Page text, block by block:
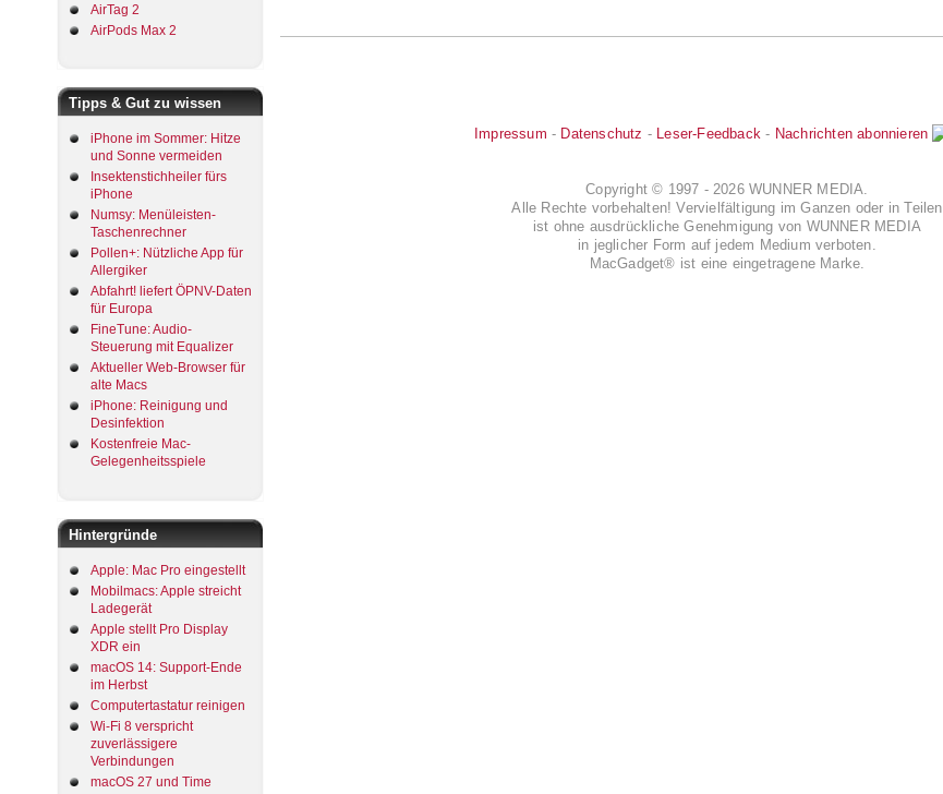
AirTag 2
AirPods Max 2
Tipps & Gut zu wissen
iPhone im Sommer: Hitze
und Sonne vermeiden
Insektenstichheiler fürs
iPhone
Numsy: Menüleisten-
Taschenrechner
Pollen+: Nützliche App für
Allergiker
Abfahrt! liefert ÖPNV-Daten
für Europa
FineTune: Audio-
Steuerung mit Equalizer
Aktueller Web-Browser für
alte Macs
iPhone: Reinigung und
Desinfektion
Kostenfreie Mac-
Gelegenheitsspiele
Hintergründe
Apple: Mac Pro eingestellt
Mobilmacs: Apple streicht
Ladegerät
Apple stellt Pro Display
XDR ein
macOS 14: Support-Ende
im Herbst
Computertastatur reinigen
Wi-Fi 8 verspricht
zuverlässigere
Verbindungen
macOS 27 und Time
Impressum - Datenschutz - Leser-Feedback - Nachrichten abonnieren
Copyright © 1997 - 2026 WUNNER MEDIA.
Alle Rechte vorbehalten! Vervielfältigung im Ganzen oder in Teilen
ist ohne ausdrückliche Genehmigung von WUNNER MEDIA
in jeglicher Form auf jedem Medium verboten.
MacGadget® ist eine eingetragene Marke.